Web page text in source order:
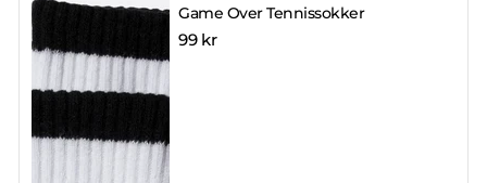
Game Over Tennissokker
99 kr